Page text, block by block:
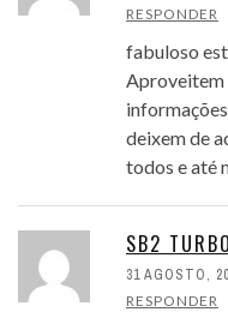
RESPONDER
fabuloso
Aproveitem
deixem de
todos e até
SB2
31 AGOSTO,
RESPONDER